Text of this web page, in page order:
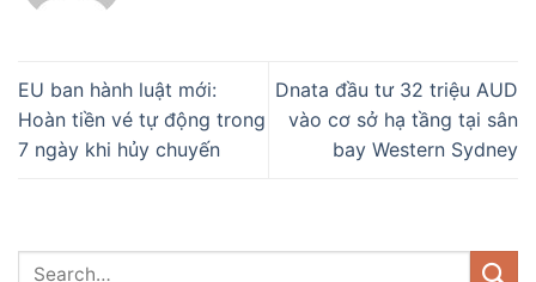
EU ban hành luật mới:
Hoàn tiền vé tự động trong
7 ngày khi hủy chuyến
Dnata đầu tư 32 triệu AUD
vào cơ sở hạ tầng tại sân
bay Western Sydney